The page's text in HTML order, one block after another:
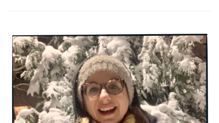
jest
tylko
ta
pogoda,
którą
masz
w
sercu
:)!